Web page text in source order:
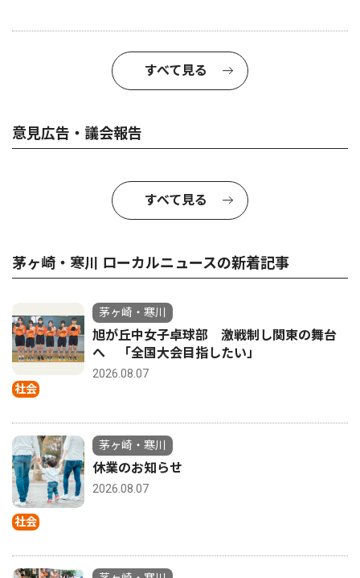
すべて見る
意見広告・議会報告
すべて見る
茅ヶ崎・寒川 ローカルニュースの新着記事
社会
茅ヶ崎・寒川
旭が丘中女子卓球部 激戦制し関東の舞台
へ 「全国大会目指したい」
2026.08.07
社会
茅ヶ崎・寒川
休業のお知らせ
2026.08.07